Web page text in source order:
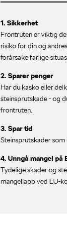
1. Sikkerhet
Frontruten er viktig
risiko for din og
forårsake farlige
2. Sparer penger
Har du kasko eller
steinsprutskade - og
frontruten.
3. Spar tid
Steinsprutskader som
4. Unngå mangel på
Tydelige skader og
mangellapp ved EU-